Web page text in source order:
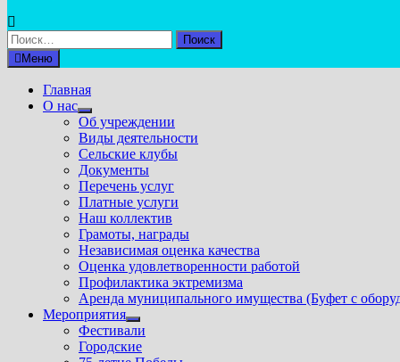
Найти:
Меню
Главная
О нас
Показать
подменю
Об учреждении
Виды деятельности
Сельские клубы
Документы
Перечень услуг
Платные услуги
Наш коллектив
Грамоты, награды
Независимая оценка качества
Оценка удовлетворенности работой
Профилактика эктремизма
Аренда муниципального имущества (Буфет с
Мероприятия
Показать
подменю
Фестивали
Городские